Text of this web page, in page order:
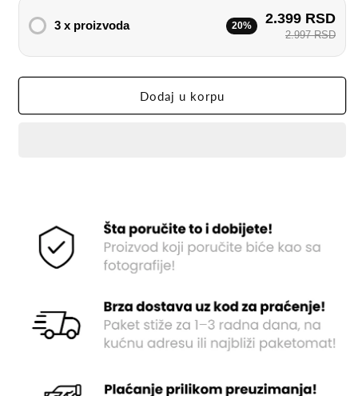
3 x proizvoda 20% 2.399 RSD
2.997 RSD
Dodaj u korpu